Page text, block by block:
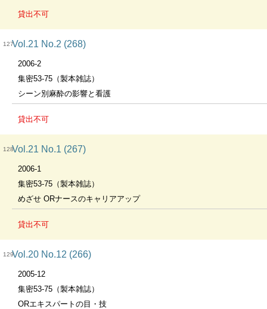
貸出不可
127Vol.21 No.2 (268)
2006-2
集密53-75（製本雑誌）
シーン別麻酔の影響と看護
貸出不可
128Vol.21 No.1 (267)
2006-1
集密53-75（製本雑誌）
めざせ ORナースのキャリアアップ
貸出不可
129Vol.20 No.12 (266)
2005-12
集密53-75（製本雑誌）
ORエキスパートの目・技